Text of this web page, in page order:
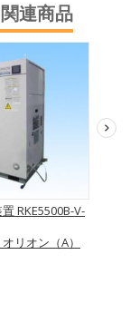
連商品
RKE5500B-V-
リオン（A）